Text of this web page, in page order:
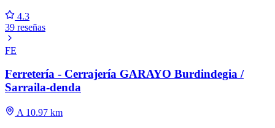
4.3
39 reseñas
FE
Ferretería - Cerrajería GARAYO Burdindegia /
Sarraila-denda
A 10.97 km